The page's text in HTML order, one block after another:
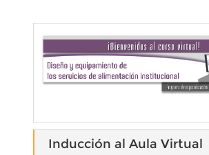
Inducción al Aula Virtual